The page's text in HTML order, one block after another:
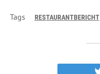
Tags RESTAURANTBERICHT